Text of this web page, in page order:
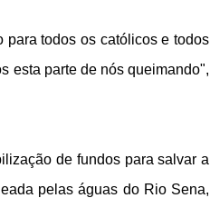
para todos os católicos e todos
esta parte de nós queimando",
de fundos para salvar a
pelas águas do Rio Sena,